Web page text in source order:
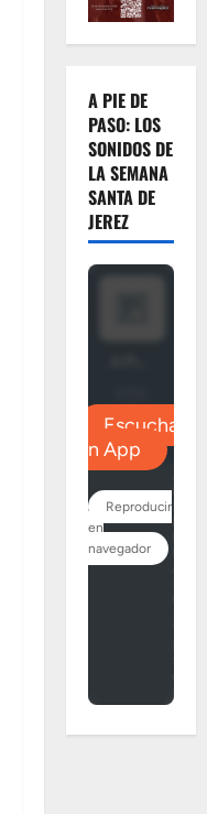
A PIE DE
PASO: LOS
SONIDOS DE
LA SEMANA
SANTA DE
JEREZ